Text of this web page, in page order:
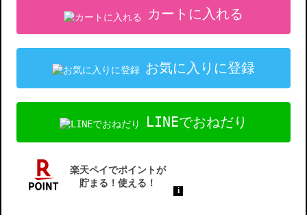
カートに入れる
お気に入りに登録
LINEでおねだり